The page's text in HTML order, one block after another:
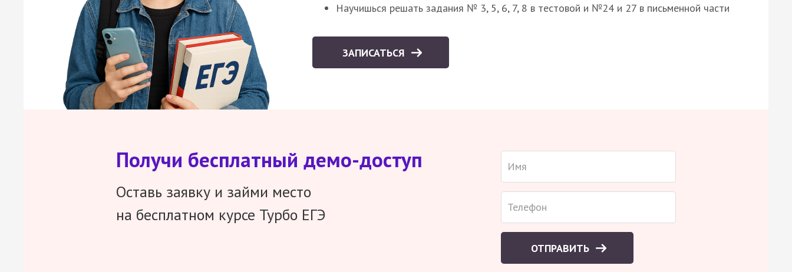
Научишься решать задания № 3, 5, 6, 7, 8 в тестовой и №24 и 27 в письменной части
ЗАПИСАТЬСЯ
Получи бесплатный демо-доступ
Оставь заявку и займи место
на бесплатном курсе Турбо ЕГЭ
ОТПРАВИТЬ